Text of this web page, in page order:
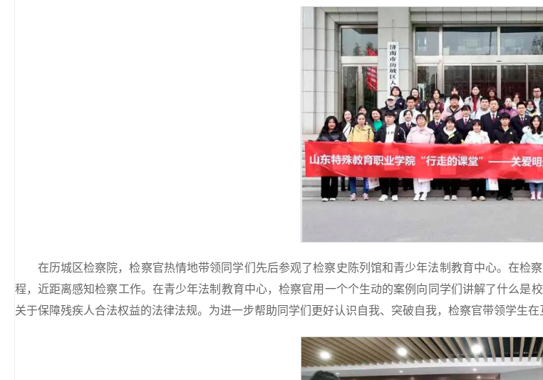
在历城区检察院，检察官热情地带领同学们先后参观了检察史陈列馆和青少年法制教育中心。在检
程，近距离感知检察工作。在青少年法制教育中心，检察官用一个个生动的案例向同学们讲解了什么是
关于保障残疾人合法权益的法律法规。为进一步帮助同学们更好认识自我、突破自我，检察官带领学生